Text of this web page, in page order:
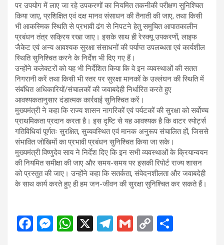
पर उपयोग में लाए जा रहे उपकरणों का नियमित तकनीकी परीक्षण सुनिश्चित
किया जाए, प्रशिक्षित एवं दक्ष मानव संसाधन की तैनाती की जाए, तथा किसी
भी आकस्मिक स्थिति से प्रभावी ढंग से निपटने हेतु समुचित आपातकालीन
प्रबंधन तंत्र सक्रिय रखा जाए। इसके साथ ही रेस्क्यू उपकरणों, लाइफ
जैकेट एवं अन्य आवश्यक सुरक्षा संसाधनों की पर्याप्त उपलब्धता एवं कार्यशील
स्थिति सुनिश्चित करने के निर्देश भी दिए गए हैं।
उन्होंने कलेक्टरों को यह भी निर्देशित किया कि वे इन व्यवस्थाओं की सतत
निगरानी करें तथा किसी भी स्तर पर सुरक्षा मानकों के उल्लंघन की स्थिति में
संबंधित अधिकारियों/संचालकों की जवाबदेही निर्धारित करते हुए
आवश्यकतानुसार दंडात्मक कार्रवाई सुनिश्चित करें।
मुख्यमंत्री ने कहा कि राज्य शासन नागरिकों एवं पर्यटकों की सुरक्षा को सर्वोच्च
प्राथमिकता प्रदान करता है। इस दृष्टि से यह आवश्यक है कि वाटर स्पोर्ट्स
गतिविधियां पूर्णतः सुरक्षित, सुव्यवस्थित एवं मानक अनुरूप संचालित हों, जिससे
संभावित जोखिमों का प्रभावी प्रबंधन सुनिश्चित किया जा सके।
मुख्यमंत्री विष्णुदेव साय ने निर्देश दिए कि इन सभी व्यवस्थाओं के क्रियान्वयन
की नियमित समीक्षा की जाए और समय-समय पर इसकी रिपोर्ट राज्य शासन
को प्रस्तुत की जाए। उन्होंने कहा कि सतर्कता, संवेदनशीलता और जवाबदेही
के साथ कार्य करते हुए ही हम जन-जीवन की सुरक्षा सुनिश्चित कर सकते हैं।
F
M W X
T
G
C